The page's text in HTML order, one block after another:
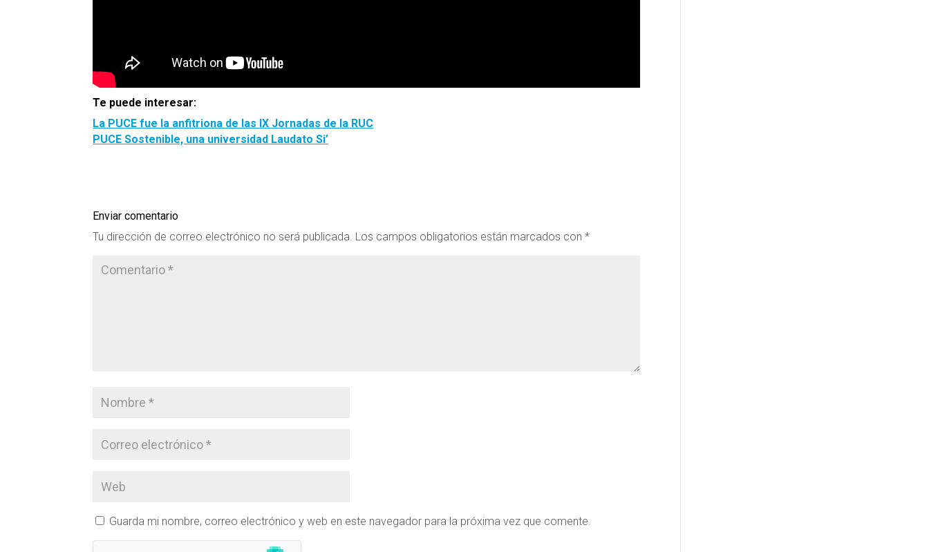
Te puede interesar:
La PUCE fue la anfitriona de las IX Jornadas de la RUC
PUCE Sostenible, una universidad Laudato Si’
Enviar comentario
Tu dirección de correo electrónico no será publicada. Los campos obligatorios están marcados con*
Guarda mi nombre, correo electrónico y web en este navegador para la próxima vez que comente.